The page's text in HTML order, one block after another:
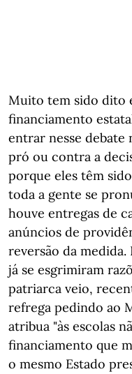
Muito tem sido dito
financiamento
entrar nesse debate
pró ou contra a
porque eles têm
toda a gente se
houve entregas de
anúncios de
reversão da
já se esgrimiram
patriarca veio,
refrega pedindo ao
atribua "às escolas
financiamento que
o mesmo Estado